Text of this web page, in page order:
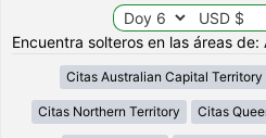
Encuentra solteros en las áreas de:
Citas Australian Capital Territory
Citas Northern Territory Citas